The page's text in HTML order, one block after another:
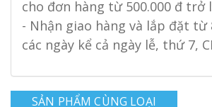
cho đơn hàng từ 500.000 đ trở
- Nhận giao hàng và lắp đặt từ
các ngày kể cả ngày lễ, thứ 7,
SẢN PHẨM CÙNG LOẠI